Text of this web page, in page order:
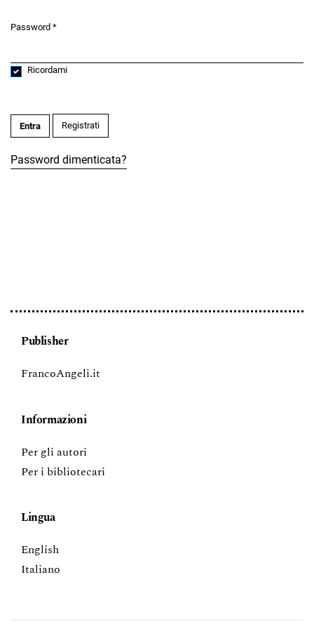
Password *
Ricordami
Entra Registrati
Password dimenticata?
Publisher
FrancoAngeli.it
Informazioni
Per gli autori
Per i bibliotecari
Lingua
English
Italiano